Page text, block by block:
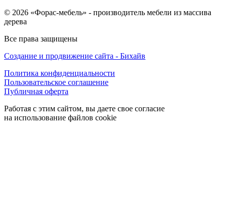
© 2026 «Форас-мебель» - производитель мебели из массива
дерева
Все права защищены
Создание и продвижение сайта - Бихайв
Политика конфиденциальности
Пользовательское соглашение
Публичная оферта
Работая с этим сайтом, вы даете свое согласие
на использование файлов cookie